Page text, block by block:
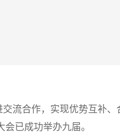
流合作，实现优势互补、
已成功举办九届。